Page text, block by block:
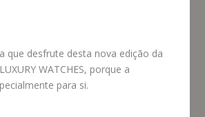
que desfrute desta nova edição da
WATCHES, porque a
para si.